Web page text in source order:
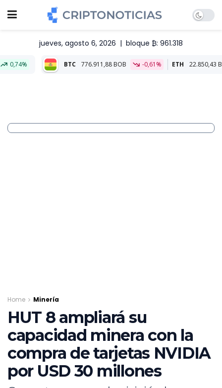
jueves, agosto 6, 2026 | bloque ₿: 961.318
BTC 776.911,88 BOB -0,61% ETH 22.850,43 BOB
Home Minería
HUT 8 ampliará su
capacidad minera con la
compra de tarjetas NVIDIA
por USD 30 millones